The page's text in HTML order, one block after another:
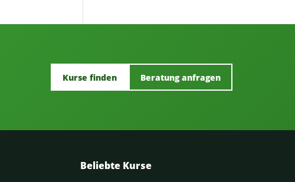
Kurse finden Beratung anfragen
Beliebte Kurse